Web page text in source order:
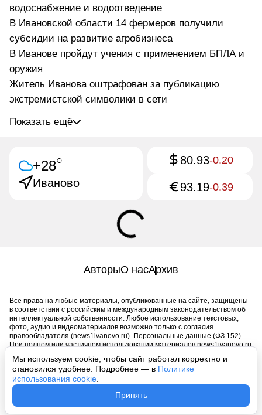
Мы используем cookie, чтобы сайт работал корректно и
становился удобнее. Подробнее — в Политике
использования cookie
Принять
водоснабжение и водоотведение
В Ивановской области 14 фермеров получили
субсидии на развитие агробизнеса
В Иванове пройдут учения с применением БПЛА и
оружия
Житель Иванова оштрафован за публикацию
экстремистской символики в сети
Показать ещё
+28○
Иваново
80.93-0.20
93.19-0.39
АвторыО насАрхив
Все права на любые материалы, опубликованные на сайте, защищены
в соответствии с российским и международным законодательством об
интеллектуальной собственности. Любое использование текстовых,
фото, аудио и видеоматериалов возможно только с согласия
правообладателя (news1ivanovo.ru). Персональные данные (ФЗ 152).
При полном или частичном использовании материалов news1ivanovo.ru
обязательна. Запрещено для детей. Оригинал текста:
https://news1ivanovo.ru/
Пользовательское соглашение